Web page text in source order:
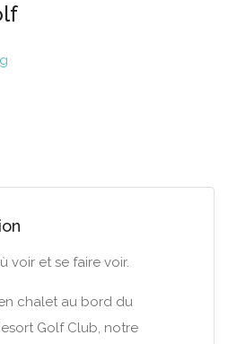
voir et se faire voir.
chalet au bord du
Golf Club, notre